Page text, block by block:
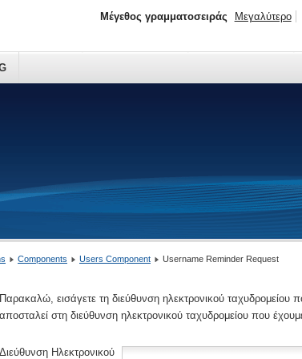
Μέγεθος γραμματοσειράς Μεγαλύτερο
Components Users Component Username Reminder Request
Παρακαλώ, εισάγετε τη διεύθυνση ηλεκτρονικού
αποσταλεί στη διεύθυνση ηλεκτρονικού ταχυδρομείου που
Διεύθυνση Ηλεκτρονικού